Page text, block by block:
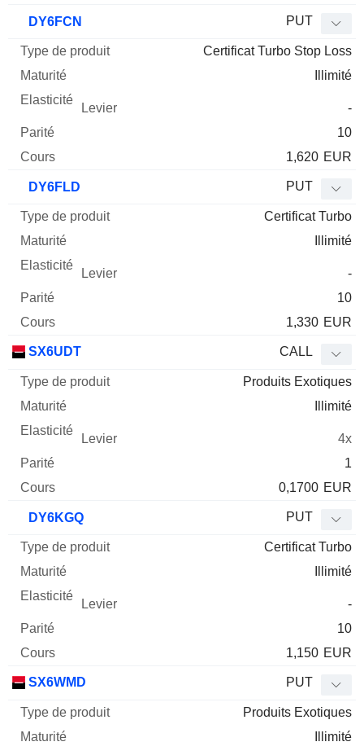
DY6FCN PUT
Certificat Turbo Stop Loss
Illimité
-
10
1,620 EUR
DY6FLD PUT
Certificat Turbo
Illimité
-
10
1,330 EUR
SX6UDT CALL
Produits Exotiques
Illimité
4x
1
0,1700 EUR
DY6KGQ PUT
Certificat Turbo
Illimité
-
10
1,150 EUR
SX6WMD PUT
Produits Exotiques
Illimité